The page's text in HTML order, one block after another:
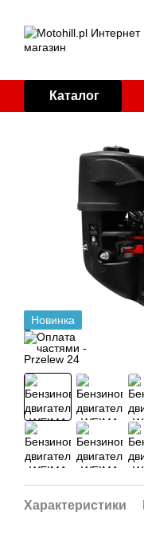
Каталог
Новинка
Характеристики